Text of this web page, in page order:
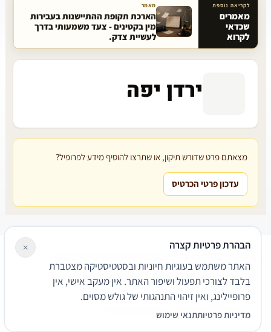
מאמרים קשורים באתר
לקריאה נוספת
מאמרים
שכדאי
לקרוא
מאמר
הארכת תקופת ההתיישנות בעבירות
מין בקטינים - צעד משמעותי בדרך
לעשיית צדק.
ירדן יפה
מצאתם פרט שדורש תיקון, או שתרצו להוסיף מידע לפרופיל?
עדכון פרטי הכרטיס
שירותים משפטיים
דרושים צור קשר נגישותפרטיות
תנאי שימוש
© 2026 הפירמה. כל הזכויות שמורות.
הבהרת פרטיות קצרה
האתר משתמש בעוגיות חיוניות ובסטטיסטיקה מצטברת
בלבד לצורכי תפעול ושיפור האתר. אין מעקב אישי, אין
פרופיילינג, ואין זיהוי התנהגותי של גולש מסוים.
מדיניות פרטיותתנאי שימוש
×